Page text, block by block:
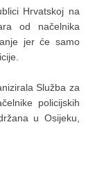
Hrvatskoj na
od načelnika
jer će samo
Služba za
policijskih
u Osijeku,